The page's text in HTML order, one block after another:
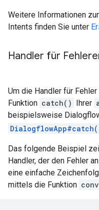
Weitere Informationen
Intents finden Sie unter
Handler für
Um die Handler für
Funktion catch() Ihrer
beispielsweise
Das folgende Beispiel
Handler, der den Fehler
eine einfache
mittels die Funktion